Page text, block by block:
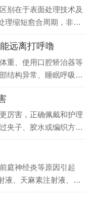
别在于表面处理技术及
理缩短愈合周期，非亲
远离打呼噜
重、使用口腔矫治器等
结构异常、睡眠呼吸暂
厉害，正确佩戴和护理
夹子、胶水或编织方式
庭神经炎等原因引起
液、天麻素注射液、银